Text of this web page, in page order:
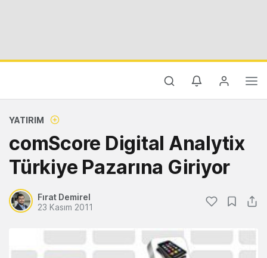
YATIRIM
comScore Digital Analytix
Türkiye Pazarına Giriyor
Fırat Demirel
23 Kasım 2011